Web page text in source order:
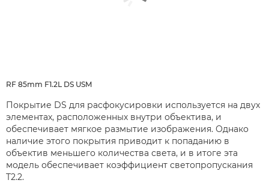
RF 85mm F1.2L DS USM
Покрытие DS для расфокусировки используется на двух
элементах, расположенных внутри объектива, и
обеспечивает мягкое размытие изображения. Однако
наличие этого покрытия приводит к попаданию в
объектив меньшего количества света, и в итоге эта
модель обеспечивает коэффициент светопропускания
T2.2.